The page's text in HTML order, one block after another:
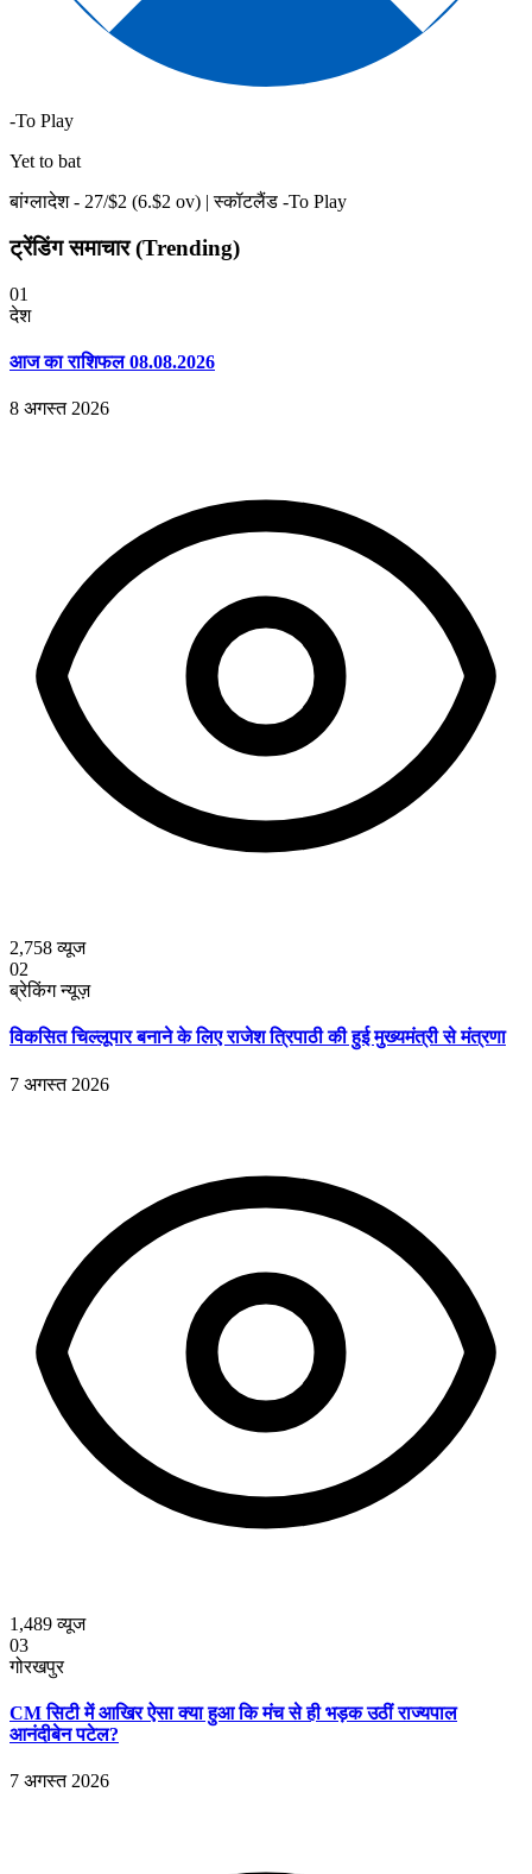
-To Play
Yet to bat
बांग्लादेश - 27/$2 (6.$2 ov) | स्कॉटलैंड -To Play
ट्रेंडिंग समाचार (Trending)
01
देश
आज का राशिफल 08.08.2026
8 अगस्त 2026
2,758व्यूज
02
ब्रेकिंग न्यूज़
विकसित चिल्लूपार बनाने के लिए राजेश त्रिपाठी की हुई मुख्यमंत्री से मंत्रणा
7 अगस्त 2026
1,489व्यूज
03
गोरखपुर
CM सिटी में आखिर ऐसा क्या हुआ कि मंच से ही भड़क उठीं राज्यपाल
आनंदीबेन पटेल?
7 अगस्त 2026